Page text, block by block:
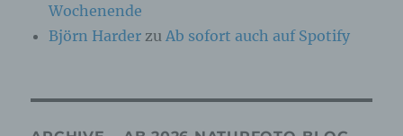
Wochenende
Björn Harder zuAb sofort auch auf Spotify
c) Verarbeitung
automatisierter Verfahren ausgeführte Vorgang